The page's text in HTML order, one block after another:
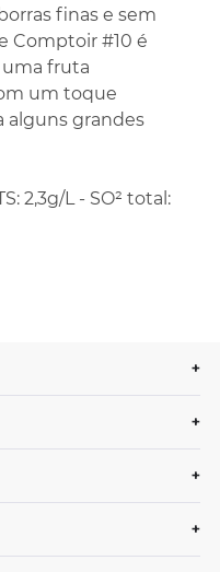
finas e sem
Comptoir #10 é
fruta
um toque
alguns grandes
2,3g/L - SO² total:
+
+
+
+